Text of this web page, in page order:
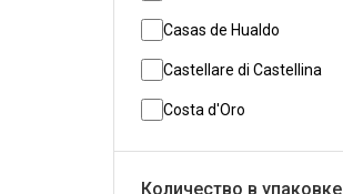
Casas de Hualdo
Castellare di Castellina
Costa d'Oro
Critida
Ellada
Количество в упаковке